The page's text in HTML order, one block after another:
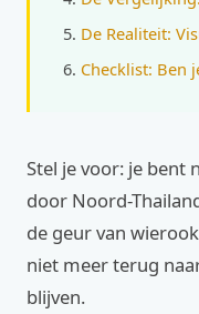
De Realiteit:
Checklist: Ben
Stel je voor: je bent
door Noord-
de geur van
niet meer terug
blijven.